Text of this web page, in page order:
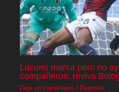
Lucumí marca pero no
compañeros: reviva
Deja un comentario / Deportes